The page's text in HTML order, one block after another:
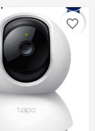
favorite_border